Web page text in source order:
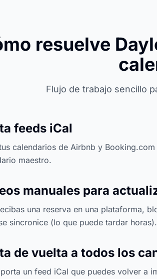
resuelve
Flujo de trabajo sencillo
feeds iCal
calendarios de Airbnb y
maestro.
manuales para
una reserva en una plataforma,
sincronice (lo que puede tardar horas).
de vuelta a todos los
un feed iCal que puedes volver a